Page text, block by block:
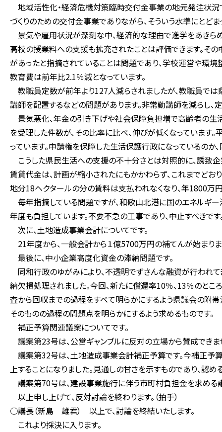
地域活性化・経済危機対策臨時交付金事業の地元発注状況
づくりのための交付金事業でありながら、そういう水準にとどま
景気や雇用状況が深刻な中、経済的な理由で進学をあきら
高校の授業料への支援も拡充されたことは評価できます。そ
があったと指摘されていることは問題であり、学校運営や環
教育費は前年比2.1％減となっています。
教職員定数が前年より127人減らされましたが、教職員では
講師を配置するなどの問題があります。非常勤講師を減らし、
景気悪化、年金の引き下げや社会保障負担増で高齢者の生
を受理した件数が、その比率に比べ、伸びが低くなっていま
っています。申請権を保障した生活保護行政になっているのか、
こうした県民生活への支援の不十分さとは対照的に、誘致
賃貸代金は、計画が縮小されたにもかかわらず、これまでど
地分18ヘクタールの分の賃料は支払われなくなり、年1800万
毎年指摘している問題ですが、和歌山北港に国のエネルギ
年度も負担しています。不要不急の工事であり、中止すべきです
次に、土地造成事業会計についてです。
21年度から、一般会計から１億5700万円の補てんが始まり
最後に、中小企業高度化資金の滞納問題です。
同和行政のゆがみにより、不透明でずさんな融資が行われ
納欠損処理されました。今回、新たに償還率10％、13％のと
査から回収までの過程をすべて明らかにするよう県議会の附
そのものの過程の問題点を明らかにするよう求めるものです。
補正予算関連議案についてです。
議案第23号は、公営ギャンブルに反対の立場から賛成できま
議案第32号は、土地造成事業会計補正予算です。今補正予
上することになりました。見通しの甘さを示すものであり、認め
議案第70号は、建設事業施行に伴う市町村負担金を求める
以上申し上げて、反対討論を終わります。（拍手）
○議長（新島 雄君） 以上で、討論を終結いたします。
これより採決に入ります。